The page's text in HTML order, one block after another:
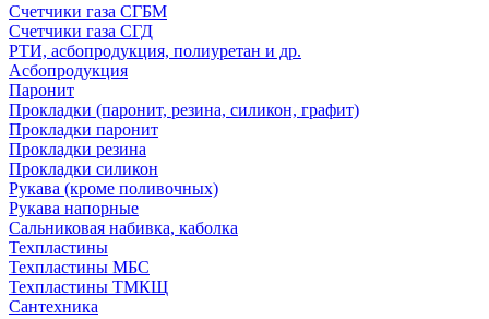
Счетчики газа СГБМ
Счетчики газа СГД
РТИ, асбопродукция, полиуретан и др.
Асбопродукция
Паронит
Прокладки (паронит, резина, силикон, графит)
Прокладки паронит
Прокладки резина
Прокладки силикон
Рукава (кроме поливочных)
Рукава напорные
Сальниковая набивка, каболка
Техпластины
Техпластины МБС
Техпластины ТМКЩ
Сантехника